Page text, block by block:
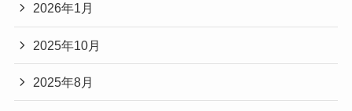
2026年1月
2025年10月
2025年8月